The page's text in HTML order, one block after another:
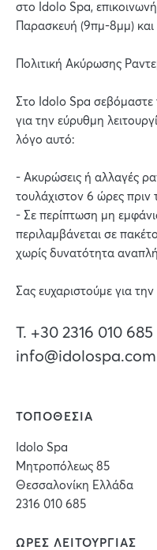
στο Idolo Spa,
Παρασκευή (9πμ-8μμ)
Πολιτική Ακύρωσης
Στο Idolo Spa σεβόμαστε
για την εύρυθμη
λόγο αυτό:
- Ακυρώσεις ή αλλαγές
τουλάχιστον 6 ώρες
- Σε περίπτωση μη
περιλαμβάνεται σε
χωρίς δυνατότητα
Σας ευχαριστούμε για
T. +30 2316 010 685
info@idolospa.com
ΤΟΠΟΘΕΣΙΑ
Idolo Spa
Μητροπόλεως 85
Θεσσαλονίκη Ελλάδα
2316 010 685
ΩΡΕΣ ΛΕΙΤΟΥΡΓΙΑΣ